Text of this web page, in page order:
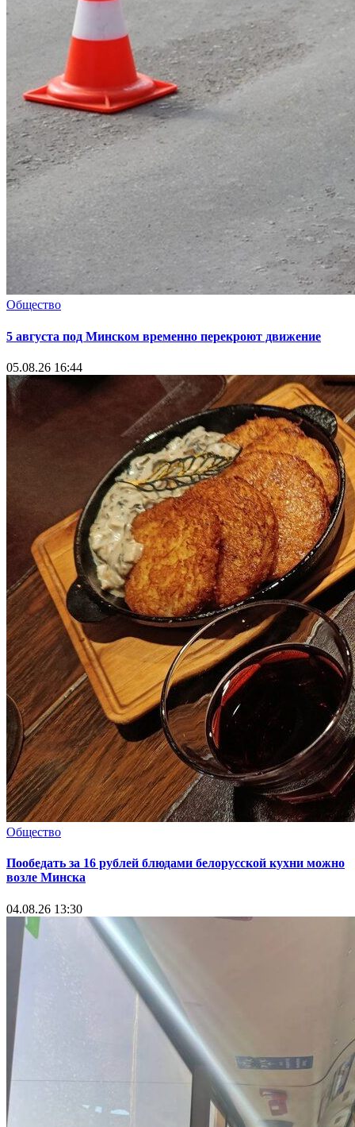
Общество
5 августа под Минском временно перекроют движение
05.08.26 16:44
Общество
Пообедать за 16 рублей блюдами белорусской кухни можно
возле Минска
04.08.26 13:30